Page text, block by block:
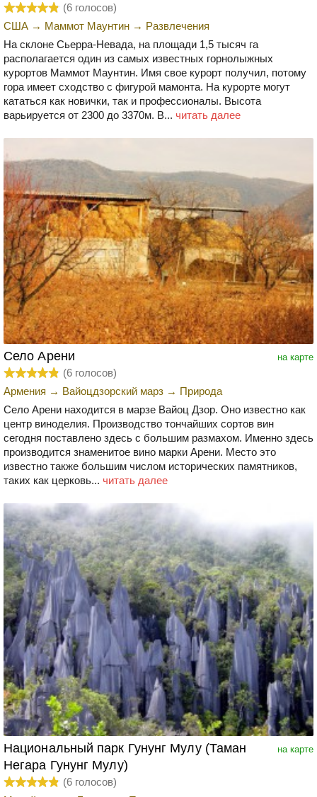
(6 голосов)
США → Маммот Маунтин → Развлечения
На склоне Сьерра-Невада, на площади 1,5 тысяч га
располагается один из самых известных горнолыжных
курортов Маммот Маунтин. Имя свое курорт получил, потому
гора имеет сходство с фигурой мамонта. На курорте могут
кататься как новички, так и профессионалы. Высота
варьируется от 2300 до 3370м. В... читать далее
на карте
Село Арени
(6 голосов)
Армения → Вайоцдзорский марз → Природа
Село Арени находится в марзе Вайоц Дзор. Оно известно как
центр виноделия. Производство тончайших сортов вин
сегодня поставлено здесь с большим размахом. Именно здесь
производится знаменитое вино марки Арени. Место это
известно также большим числом исторических памятников,
таких как церковь... читать далее
на карте
Национальный парк Гунунг Мулу (Таман
Негара Гунунг Мулу)
(6 голосов)